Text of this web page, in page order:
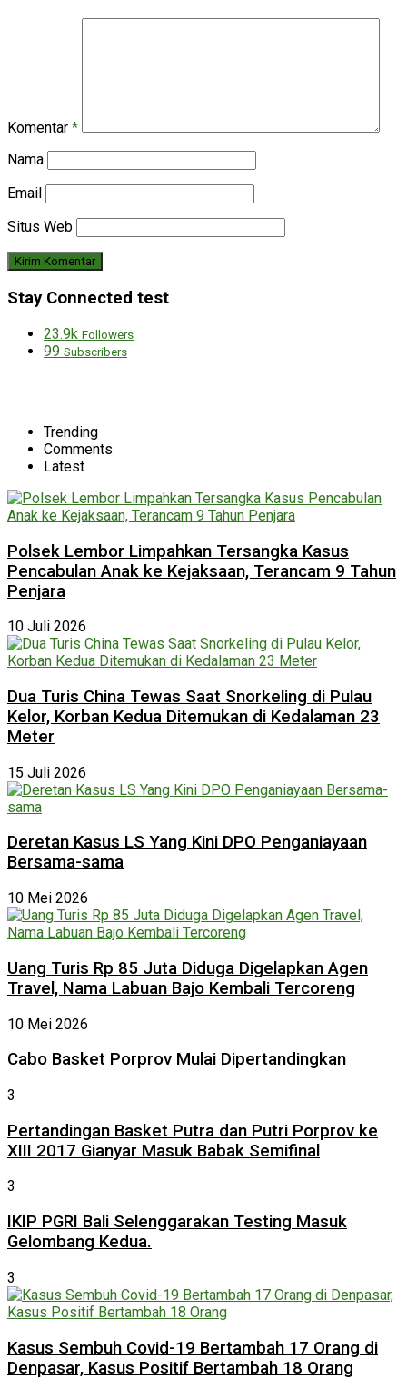
Komentar *
Nama
Email
Situs Web
Stay Connected test
23.9k Followers
99 Subscribers
Trending
Comments
Latest
Polsek Lembor Limpahkan Tersangka Kasus
Pencabulan Anak ke Kejaksaan, Terancam 9 Tahun
Penjara
10 Juli 2026
Dua Turis China Tewas Saat Snorkeling di Pulau
Kelor, Korban Kedua Ditemukan di Kedalaman 23
Meter
15 Juli 2026
Deretan Kasus LS Yang Kini DPO Penganiayaan
Bersama-sama
10 Mei 2026
Uang Turis Rp 85 Juta Diduga Digelapkan Agen
Travel, Nama Labuan Bajo Kembali Tercoreng
10 Mei 2026
Cabo Basket Porprov Mulai Dipertandingkan
3
Pertandingan Basket Putra dan Putri Porprov ke
XIII 2017 Gianyar Masuk Babak Semifinal
3
IKIP PGRI Bali Selenggarakan Testing Masuk
Gelombang Kedua.
3
Kasus Sembuh Covid-19 Bertambah 17 Orang di
Denpasar, Kasus Positif Bertambah 18 Orang